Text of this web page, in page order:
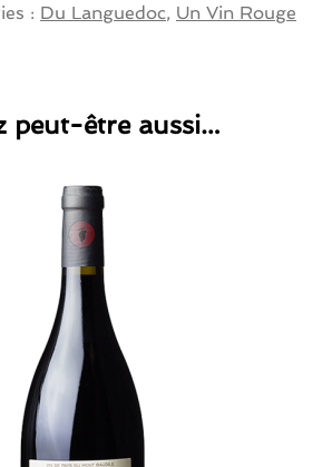
: Du Languedoc, Un Vin Rouge
peut-être aussi…